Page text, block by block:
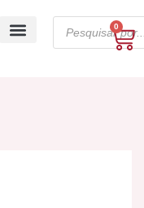
search
0